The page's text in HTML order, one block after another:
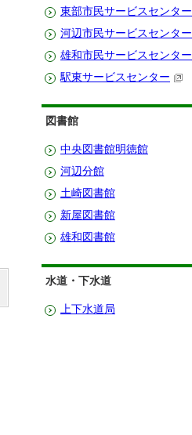
東部市民サービスセンター
河辺市民サービスセンター
雄和市民サービスセンター
駅東サービスセンター
図書館
中央図書館明徳館
河辺分館
土崎図書館
新屋図書館
雄和図書館
水道・下水道
上下水道局